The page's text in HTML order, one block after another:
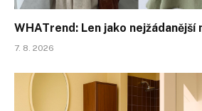
WHATrend: Len jako
7. 8. 2026